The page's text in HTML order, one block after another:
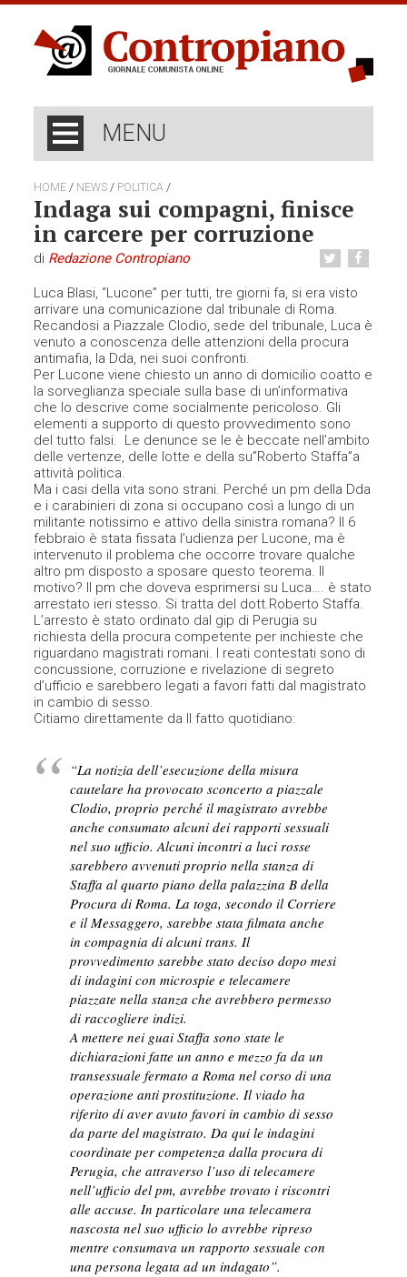
MENU
HOME / NEWS / POLITICA /
Indaga sui compagni, finisce
in carcere per corruzione
di Redazione Contropiano
Luca Blasi, “Lucone” per tutti, tre giorni fa, si era visto
arrivare una comunicazione dal tribunale di Roma.
Recandosi a Piazzale Clodio, sede del tribunale, Luca è
venuto a conoscenza delle attenzioni della procura
antimafia, la Dda, nei suoi confronti.
Per Lucone viene chiesto un anno di domicilio coatto e
la sorveglianza speciale sulla base di un’informativa
che lo descrive come socialmente pericoloso. Gli
elementi a supporto di questo provvedimento sono
del tutto falsi. Le denunce se le è beccate nell’ambito
delle vertenze, delle lotte e della su”Roberto Staffa”a
attività politica.
Ma i casi della vita sono strani. Perché un pm della Dda
e i carabinieri di zona si occupano così a lungo di un
militante notissimo e attivo della sinistra romana? Il 6
febbraio è stata fissata l’udienza per Lucone, ma è
intervenuto il problema che occorre trovare qualche
altro pm disposto a sposare questo teorema. Il
motivo? Il pm che doveva esprimersi su Luca…. è stato
arrestato ieri stesso. Si tratta del dott.Roberto Staffa.
L’arresto è stato ordinato dal gip di Perugia su
richiesta della procura competente per inchieste che
riguardano magistrati romani. I reati contestati sono di
concussione, corruzione e rivelazione di segreto
d’ufficio e sarebbero legati a favori fatti dal magistrato
in cambio di sesso.
Citiamo direttamente da Il fatto quotidiano:
“La notizia dell’esecuzione della misura
cautelare ha provocato sconcerto a piazzale
Clodio, proprio perché il magistrato avrebbe
anche consumato alcuni dei rapporti sessuali
nel suo ufficio. Alcuni incontri a luci rosse
sarebbero avvenuti proprio nella stanza di
Staffa al quarto piano della palazzina B della
Procura di Roma. La toga, secondo il Corriere
e il Messaggero, sarebbe stata filmata anche
in compagnia di alcuni trans. Il
provvedimento sarebbe stato deciso dopo mesi
di indagini con microspie e telecamere
piazzate nella stanza che avrebbero permesso
di raccogliere indizi.
A mettere nei guai Staffa sono state le
dichiarazioni fatte un anno e mezzo fa da un
transessuale fermato a Roma nel corso di una
operazione anti prostituzione. Il viado ha
riferito di aver avuto favori in cambio di sesso
da parte del magistrato. Da qui le indagini
coordinate per competenza dalla procura di
Perugia, che attraverso l’uso di telecamere
nell’ufficio del pm, avrebbe trovato i riscontri
alle accuse. In particolare una telecamera
nascosta nel suo ufficio lo avrebbe ripreso
mentre consumava un rapporto sessuale con
una persona legata ad un indagato”.